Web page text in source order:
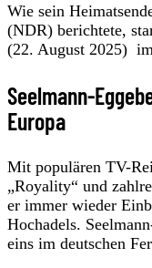
Wie sein
(NDR) berichtete,
(22. August 2025)
Seelmann-
Europa
Mit populären TV-
„Royality“ und
er immer wieder
Hochadels.
eins im deutschen